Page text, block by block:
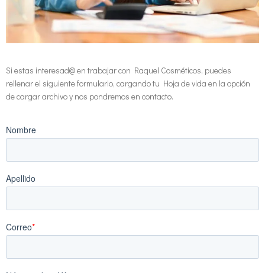
Si estas interesad@ en trabajar con Raquel Cosméticos, puedes
rellenar el siguiente formulario, cargando tu Hoja de vida en la opción
de cargar archivo y nos pondremos en contacto.